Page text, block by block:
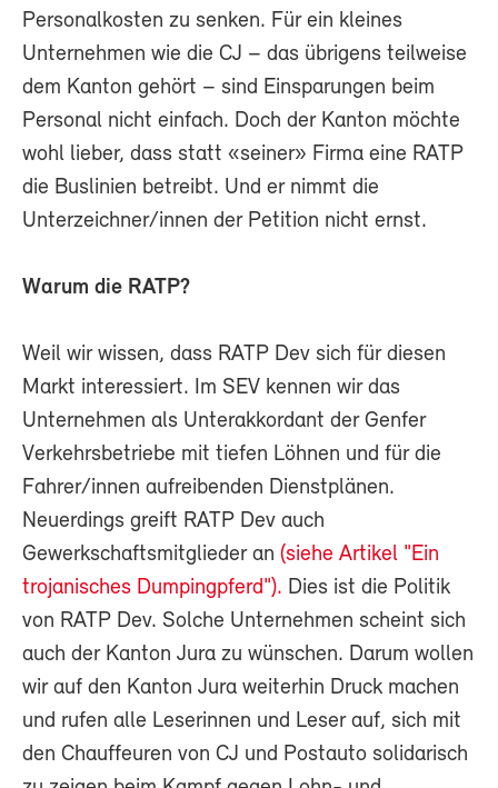
Personalkosten zu senken. Für ein kleines
Unternehmen wie die CJ – das übrigens teilweise
dem Kanton gehört – sind Einsparungen beim
Personal nicht einfach. Doch der Kanton möchte
wohl lieber, dass statt «seiner» Firma eine RATP
die Buslinien betreibt. Und er nimmt die
Unterzeichner/innen der Petition nicht ernst.
Warum die RATP?
Weil wir wissen, dass RATP Dev sich für diesen
Markt interessiert. Im SEV kennen wir das
Unternehmen als Unterakkordant der Genfer
Verkehrsbetriebe mit tiefen Löhnen und für die
Fahrer/innen aufreibenden Dienstplänen.
Neuerdings greift RATP Dev auch
Gewerkschaftsmitglieder an (siehe Artikel "Ein
trojanisches Dumpingpferd"). Dies ist die Politik
von RATP Dev. Solche Unternehmen scheint sich
auch der Kanton Jura zu wünschen. Darum wollen
wir auf den Kanton Jura weiterhin Druck machen
und rufen alle Leserinnen und Leser auf, sich mit
den Chauffeuren von CJ und Postauto solidarisch